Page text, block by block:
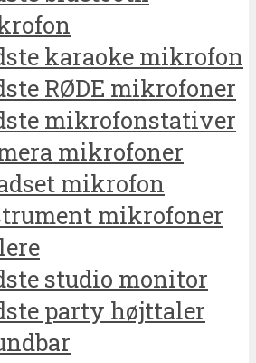
karaoke mikrofon
RØDE mikrofoner
mikrofonstativer
mikrofoner
mikrofon
mikrofoner
studio monitor
party højttaler